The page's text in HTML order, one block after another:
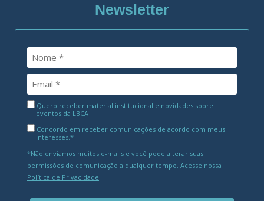
Newsletter
Quero receber material institucional e novidades sobre
eventos da LBCA
Concordo em receber comunicações de acordo com meus
interesses.*
*Não enviamos muitos e-mails e você pode alterar suas
permissões de comunicação a qualquer tempo. Acesse nossa
Política de Privacidade.